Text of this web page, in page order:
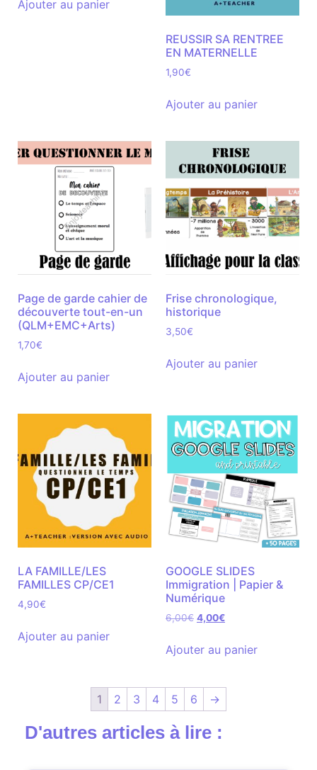
Ajouter au panier
REUSSIR SA RENTREE
EN MATERNELLE
1,90€
Ajouter au panier
Page de garde cahier de
découverte tout-en-un
(QLM+EMC+Arts)
1,70€
Ajouter au panier
Frise chronologique,
historique
3,50€
Ajouter au panier
LA FAMILLE/LES
FAMILLES CP/CE1
4,90€
Ajouter au panier
GOOGLE SLIDES
Immigration | Papier &
Numérique
6,00€ 4,00€
Ajouter au panier
1 2 3 4 5 6 →
D'autres articles à lire :